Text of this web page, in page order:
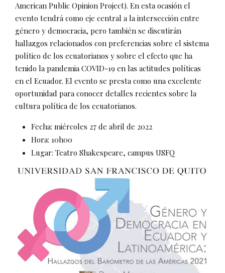
American Public Opinion Project). En esta ocasión el
evento tendrá como eje central a la intersección entre
género y democracia, pero también se discutirán
hallazgos relacionados con preferencias sobre el sistema
político de los ecuatorianos y sobre el efecto que ha
tenido la pandemia COVID-19 en las actitudes políticas
en el Ecuador. El evento se presta como una excelente
oportunidad para conocer detalles recientes sobre la
cultura política de los ecuatorianos.
Fecha: miércoles 27 de abril de 2022
Hora: 10h00
Lugar: Teatro Shakespeare, campus USFQ